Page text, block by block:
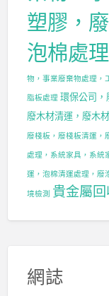
塑膠，
泡棉處理
物，事業廢棄物處理，
脂板處理 環保公司，
廢木材清運，廢木
廢棧板，廢棧板清運，
處理，系統家具，系統
運，泡棉清運處理，廢
境檢測 貴金屬
網誌